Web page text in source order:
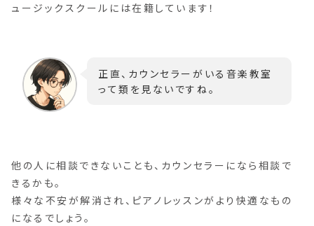
ュージックスクールには在籍しています！
正直、カウンセラーがいる音楽教室
って類を見ないですね。
他の人に相談できないことも、カウンセラーになら相談で
きるかも。
様々な不安が解消され、ピアノレッスンがより快適なもの
になるでしょう。